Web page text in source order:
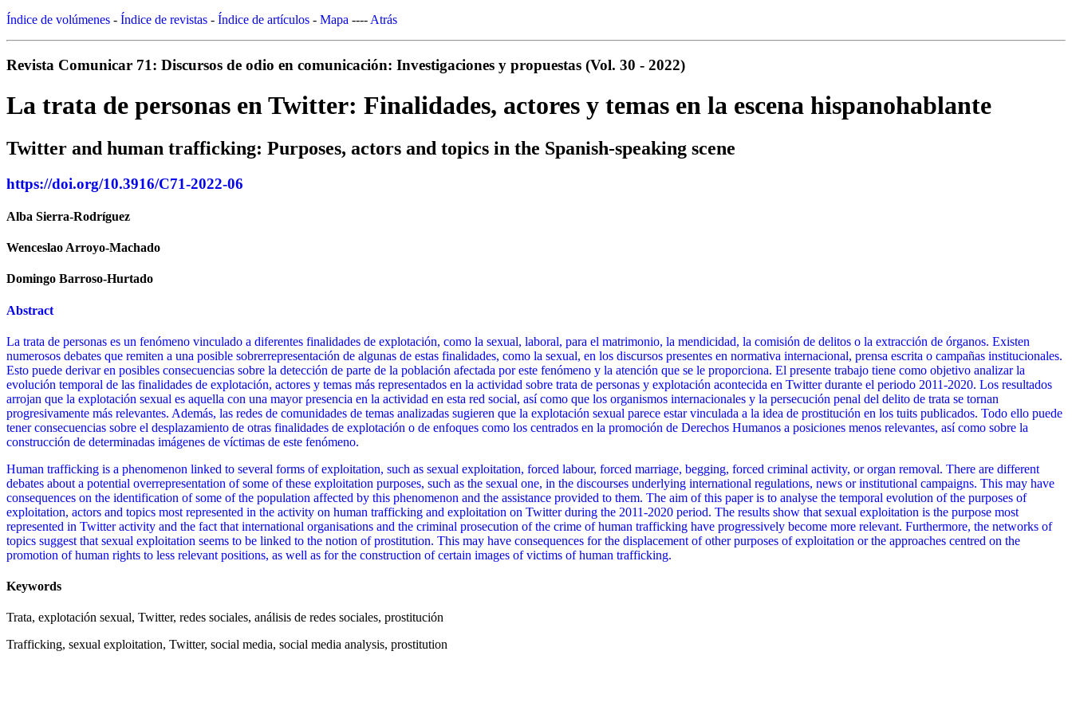
Índice de volúmenes - Índice de revistas - Índice de artículos - Mapa ---- Atrás
Revista Comunicar 71: Discursos de odio en comunicación: Investigaciones y propuestas (Vol. 30 - 2022)
La trata de personas en Twitter: Finalidades, actores y temas en la escena hispanohablante
Twitter and human trafficking: Purposes, actors and topics in the Spanish-speaking scene
https://doi.org/10.3916/C71-2022-06
Alba Sierra-Rodríguez
Wenceslao Arroyo-Machado
Domingo Barroso-Hurtado
Abstract
La trata de personas es un fenómeno vinculado a diferentes finalidades de explotación, como la sexual, laboral, para el matrimonio, la mendicidad, la comisión de delitos o la extracción de órganos. Existen
numerosos debates que remiten a una posible sobrerrepresentación de algunas de estas finalidades, como la sexual, en los discursos presentes en normativa internacional, prensa escrita o campañas institucionales.
Esto puede derivar en posibles consecuencias sobre la detección de parte de la población afectada por este fenómeno y la atención que se le proporciona. El presente trabajo tiene como objetivo analizar la
evolución temporal de las finalidades de explotación, actores y temas más representados en la actividad sobre trata de personas y explotación acontecida en Twitter durante el periodo 2011-2020. Los resultados
arrojan que la explotación sexual es aquella con una mayor presencia en la actividad en esta red social, así como que los organismos internacionales y la persecución penal del delito de trata se tornan
progresivamente más relevantes. Además, las redes de comunidades de temas analizadas sugieren que la explotación sexual parece estar vinculada a la idea de prostitución en los tuits publicados. Todo ello puede
tener consecuencias sobre el desplazamiento de otras finalidades de explotación o de enfoques como los centrados en la promoción de Derechos Humanos a posiciones menos relevantes, así como sobre la
construcción de determinadas imágenes de víctimas de este fenómeno.
Human trafficking is a phenomenon linked to several forms of exploitation, such as sexual exploitation, forced labour, forced marriage, begging, forced criminal activity, or organ removal. There are different
debates about a potential overrepresentation of some of these exploitation purposes, such as the sexual one, in the discourses underlying international regulations, news or institutional campaigns. This may have
consequences on the identification of some of the population affected by this phenomenon and the assistance provided to them. The aim of this paper is to analyse the temporal evolution of the purposes of
exploitation, actors and topics most represented in the activity on human trafficking and exploitation on Twitter during the 2011-2020 period. The results show that sexual exploitation is the purpose most
represented in Twitter activity and the fact that international organisations and the criminal prosecution of the crime of human trafficking have progressively become more relevant. Furthermore, the networks of
topics suggest that sexual exploitation seems to be linked to the notion of prostitution. This may have consequences for the displacement of other purposes of exploitation or the approaches centred on the
promotion of human rights to less relevant positions, as well as for the construction of certain images of victims of human trafficking.
Keywords
Trata, explotación sexual, Twitter, redes sociales, análisis de redes sociales, prostitución
Trafficking, sexual exploitation, Twitter, social media, social media analysis, prostitution